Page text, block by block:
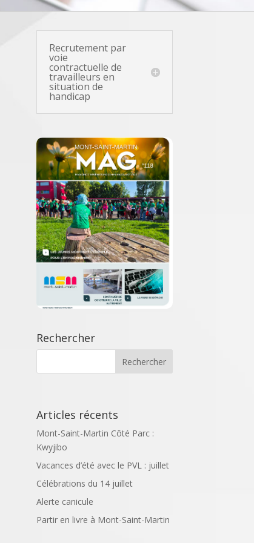
Recrutement par
voie
contractuelle de
travailleurs en
situation de
handicap
Rechercher
Articles récents
Mont-Saint-Martin Côté Parc :
Kwyjibo
Vacances d’été avec le PVL : juillet
Célébrations du 14 juillet
Alerte canicule
Partir en livre à Mont-Saint-Martin